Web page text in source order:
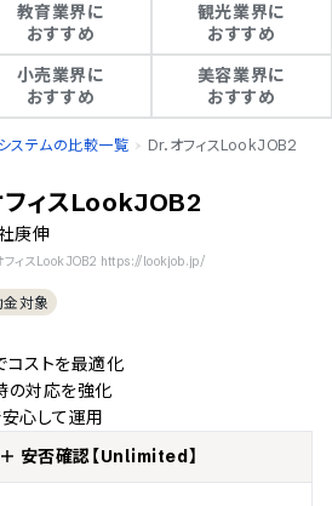
教育業界に
おすすめ
観光業界に
おすすめ
小売業界に
おすすめ
美容業界に
おすすめ
ステムの比較一覧 Dr.オフィスLookJOB2
ィスLookJOB2
庚伸
フィスLookJOB2 https://lookjob.jp/
対象
ストを最適化
の対応を強化
心して運用
安否確認【Unlimited】